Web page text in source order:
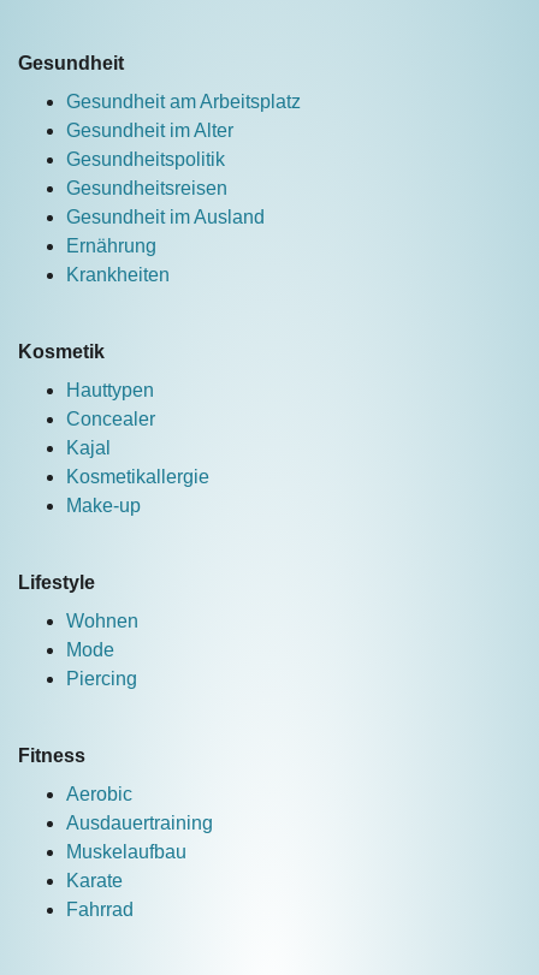
Gesundheit
Gesundheit am Arbeitsplatz
Gesundheit im Alter
Gesundheitspolitik
Gesundheitsreisen
Gesundheit im Ausland
Ernährung
Krankheiten
Kosmetik
Hauttypen
Concealer
Kajal
Kosmetikallergie
Make-up
Lifestyle
Wohnen
Mode
Piercing
Fitness
Aerobic
Ausdauertraining
Muskelaufbau
Karate
Fahrrad